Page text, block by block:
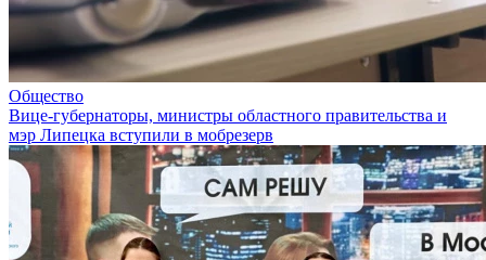
Общество
Вице-губернаторы, министры областного правительства и
мэр Липецка вступили в мобрезерв